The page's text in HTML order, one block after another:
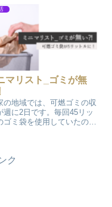
「軽くて手洗いができるこ
トもユニクロのパフテック
ィングベストにチェンジで
マリスト_ゴミが無
の地域では、可燃ゴミの収
週に2日です。毎回45リッ
ゴミ袋を使用していたので
、ゴミの量が減って「ゴミ
ク